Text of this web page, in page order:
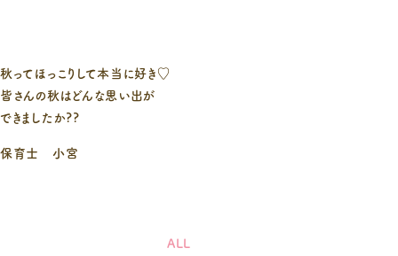
秋ってほっこりして本当に好き♡
皆さんの秋はどんな思い出が
できましたか??
保育士 小宮
ALL